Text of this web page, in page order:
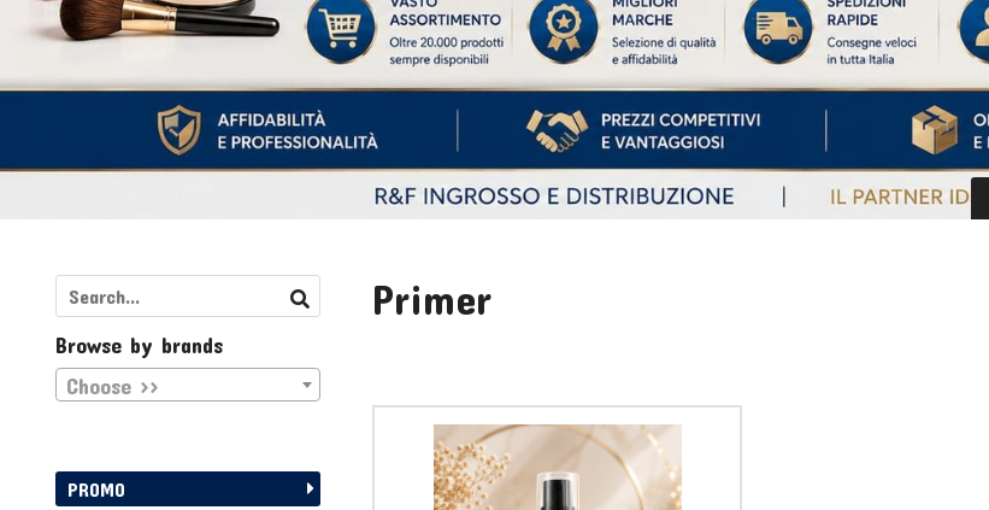
Primer
Browse by brands
Choose >>
PROMO